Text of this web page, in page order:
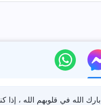
بارك الله في قلوبهم الله ، إذا